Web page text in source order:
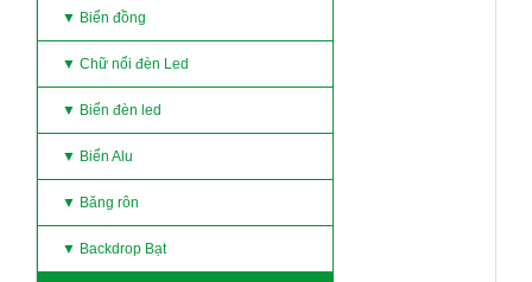
▼ Biển đồng
▼ Chữ nổi đèn Led
▼ Biển đèn led
▼ Biển Alu
▼ Băng rôn
▼ Backdrop Bạt